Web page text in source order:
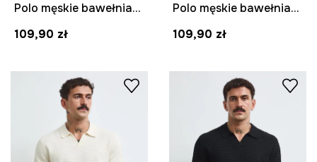
Polo męskie bawełniane z elastanem
109,90 zł
Polo męskie bawełniane z elastanem
109,90 zł